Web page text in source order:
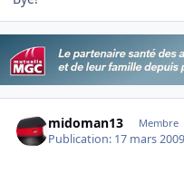
midoman13 Membre
Publication: 17 mars 2009